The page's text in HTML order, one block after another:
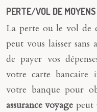
PERTE/VOL DE
La perte ou le vol de
peut vous laisser
de payer vos
votre carte bancaire
votre banque pour
assurance voyage peut